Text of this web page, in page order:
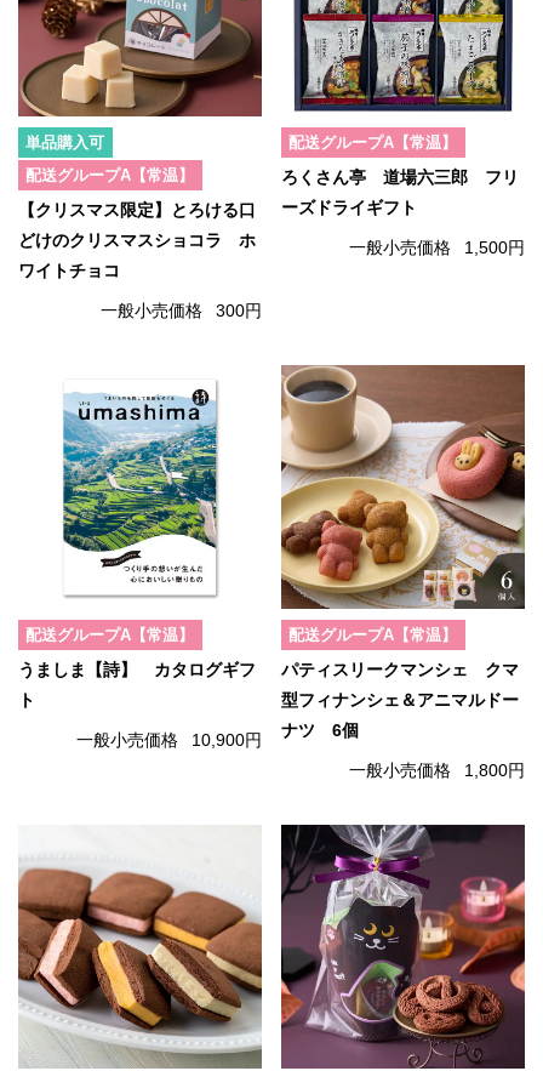
単品購入可
配送グループA【常温】
【クリスマス限定】とろける口
どけのクリスマスショコラ ホ
ワイトチョコ
一般小売価格 300円
配送グループA【常温】
ろくさん亭 道場六三郎 フリ
ーズドライギフト
一般小売価格 1,500円
配送グループA【常温】
うましま【詩】 カタログギフ
ト
一般小売価格 10,900円
配送グループA【常温】
パティスリークマンシェ クマ
型フィナンシェ＆アニマルドー
ナツ 6個
一般小売価格 1,800円